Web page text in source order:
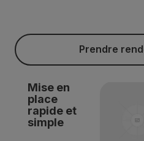
‍ Prendre rendez-vous
Prendre
Mise en
place
rapide et
simple